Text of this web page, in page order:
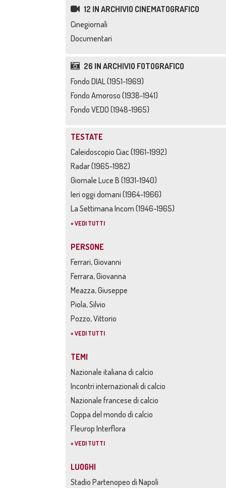
12 IN ARCHIVIO CINEMATOGRAFICO
Cinegiornali
Documentari
26 IN ARCHIVIO FOTOGRAFICO
Fondo DIAL (1951-1969)
Fondo Amoroso (1938-1941)
Fondo VEDO (1948-1965)
TESTATE
Caleidoscopio Ciac (1961-1992)
Radar (1965-1982)
Giornale Luce B (1931-1940)
Ieri oggi domani (1964-1966)
La Settimana Incom (1946-1965)
+ VEDI TUTTI
PERSONE
Ferrari, Giovanni
Ferrara, Giovanna
Meazza, Giuseppe
Piola, Silvio
Pozzo, Vittorio
+ VEDI TUTTI
TEMI
Nazionale italiana di calcio
Incontri internazionali di calcio
Nazionale francese di calcio
Coppa del mondo di calcio
Fleurop Interflora
+ VEDI TUTTI
LUOGHI
Stadio Partenopeo di Napoli